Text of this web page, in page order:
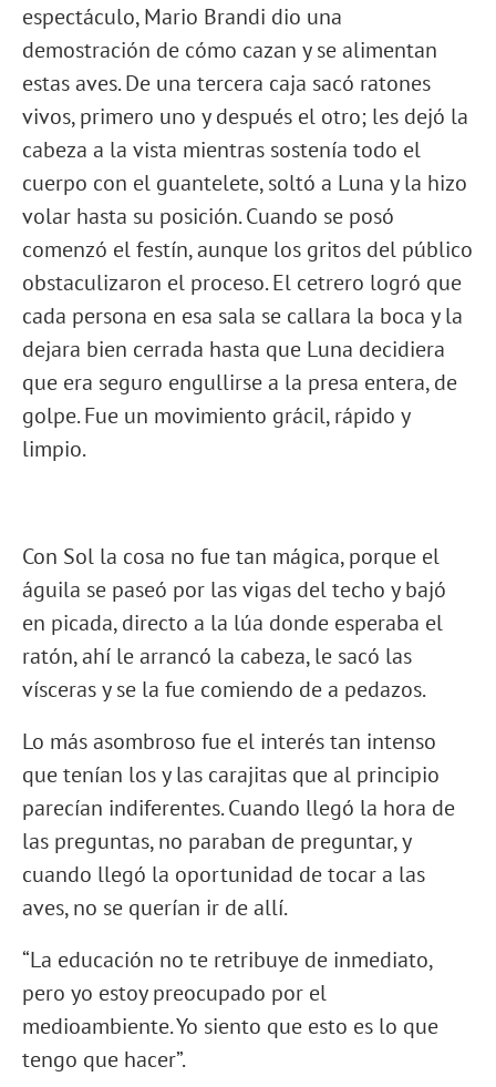
espectáculo, Mario Brandi dio una
demostración de cómo cazan y se alimentan
estas aves. De una tercera caja sacó ratones
vivos, primero uno y después el otro; les dejó la
cabeza a la vista mientras sostenía todo el
cuerpo con el guantelete, soltó a Luna y la hizo
volar hasta su posición. Cuando se posó
comenzó el festín, aunque los gritos del público
obstaculizaron el proceso. El cetrero logró que
cada persona en esa sala se callara la boca y la
dejara bien cerrada hasta que Luna decidiera
que era seguro engullirse a la presa entera, de
golpe. Fue un movimiento grácil, rápido y
limpio.
Con Sol la cosa no fue tan mágica, porque el
águila se paseó por las vigas del techo y bajó
en picada, directo a la lúa donde esperaba el
ratón, ahí le arrancó la cabeza, le sacó las
vísceras y se la fue comiendo de a pedazos.
Lo más asombroso fue el interés tan intenso
que tenían los y las carajitas que al principio
parecían indiferentes. Cuando llegó la hora de
las preguntas, no paraban de preguntar, y
cuando llegó la oportunidad de tocar a las
aves, no se querían ir de allí.
“La educación no te retribuye de inmediato,
pero yo estoy preocupado por el
medioambiente. Yo siento que esto es lo que
tengo que hacer”.